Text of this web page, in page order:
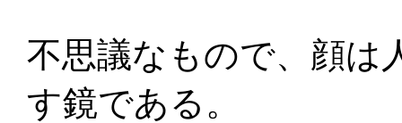
不思議なもので、顔は
す鏡である。